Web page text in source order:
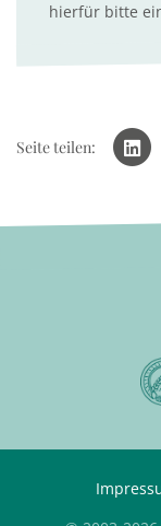
hierfür bitte
Seite teilen: